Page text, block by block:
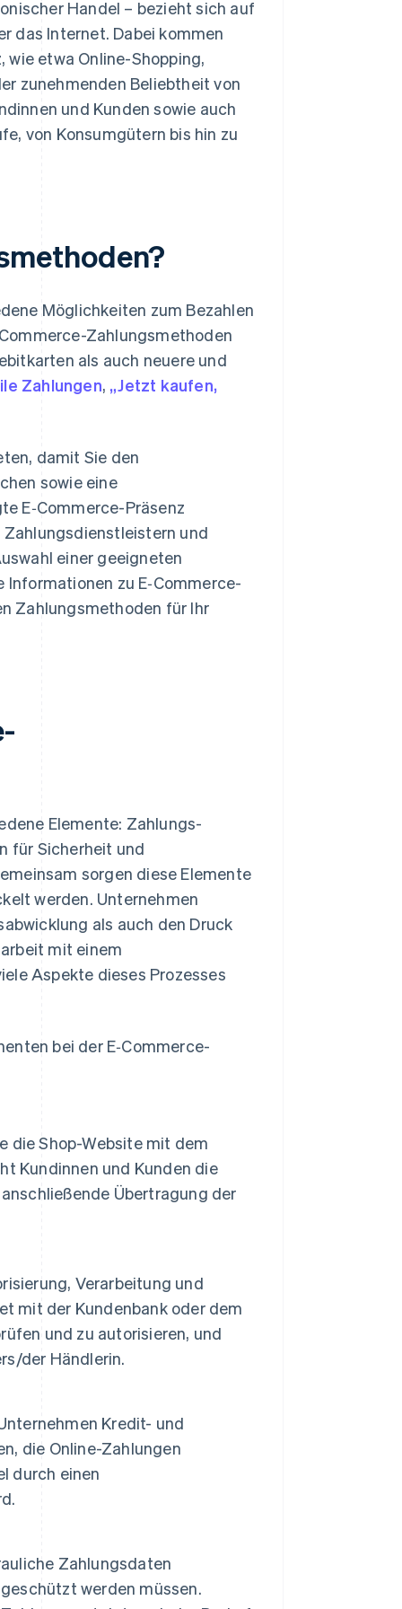
Handel – bezieht sich auf
das Internet. Dabei kommen
wie etwa Online-Shopping,
zunehmenden Beliebtheit von
und Kunden sowie auch
von Konsumgütern bis hin zu
Möglichkeiten zum Bezahlen
Zahlungsmethoden
als auch neuere und
Zahlungen, „Jetzt kaufen,
damit Sie den
sowie eine
E‑Commerce-Präsenz
und
einer geeigneten
zu E‑Commerce-
Zahlungsmethoden für Ihr
Elemente: Zahlungs-
für Sicherheit und
sorgen diese Elemente
werden. Unternehmen
als auch den Druck
mit einem
Aspekte dieses Prozesses
bei der E‑Commerce-
die Shop-Website mit dem
Kundinnen und Kunden die
Übertragung der
Verarbeitung und
mit der Kundenbank oder dem
und zu autorisieren, und
der Händlerin.
Kredit- und
die Online-Zahlungen
durch einen
Zahlungsdaten
werden müssen.